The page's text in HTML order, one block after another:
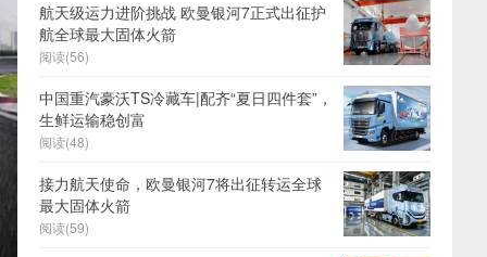
航天级运力进阶挑战 欧曼银河7正式出征护
航全球最大固体火箭
阅读(56)
中国重汽豪沃TS冷藏车|配齐“夏日四件套”，
生鲜运输稳创富
阅读(48)
接力航天使命，欧曼银河7将出征转运全球
最大固体火箭
阅读(59)